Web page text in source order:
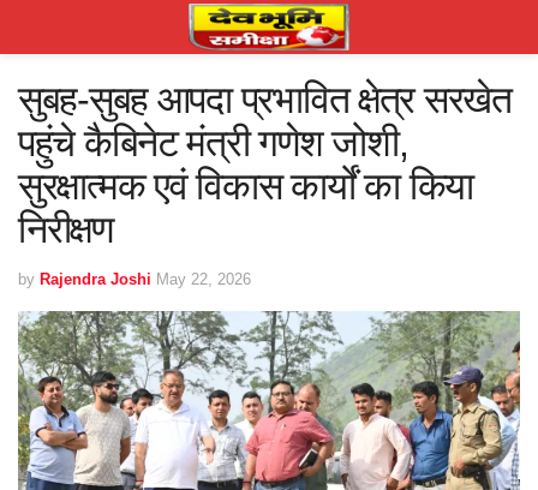
सुबह-सुबह आपदा प्रभावित क्षेत्र सरखेत
पहुंचे कैबिनेट मंत्री गणेश जोशी,
सुरक्षात्मक एवं विकास कार्यों का किया
निरीक्षण
by Rajendra Joshi May 22, 2026